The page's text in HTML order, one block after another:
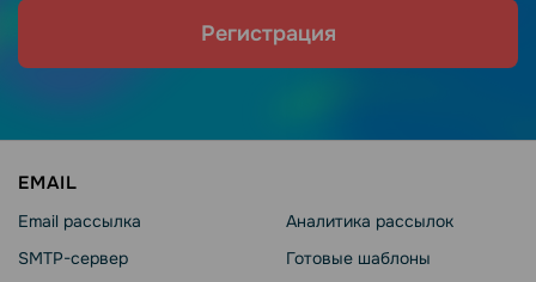
Регистрация
EMAIL
Email рассылка
SMTP-сервер
Аналитика рассылок
Готовые шаблоны